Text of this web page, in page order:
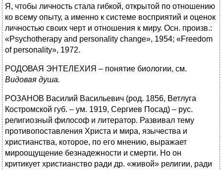
Я, чтобы личность стала гибкой, открытой по отношению
ко всему опыту, а именно к системе восприятий и оценок
личностью своих черт и отношения к миру. Осн. произв.:
«Psychotherapy and personality change», 1954; «Freedom
of personality», 1972.
РОДОВАЯ ЭНТЕЛЕХИЯ – понятие биологии, см.
Видовая душа.
РОЗАНОВ Василий Васильевич (род. 1856, Ветлуга
Костромской губ. – ум. 1919, Сергиев Посад) – рус.
религиозный философ и литератор. Развивал тему
противопоставления Христа и мира, язычества и
христианства, которое, по его мнению, выражает
мироощущение безнадежности и смерти. Но он
критикует христианство ради др. «живой» религии, ради